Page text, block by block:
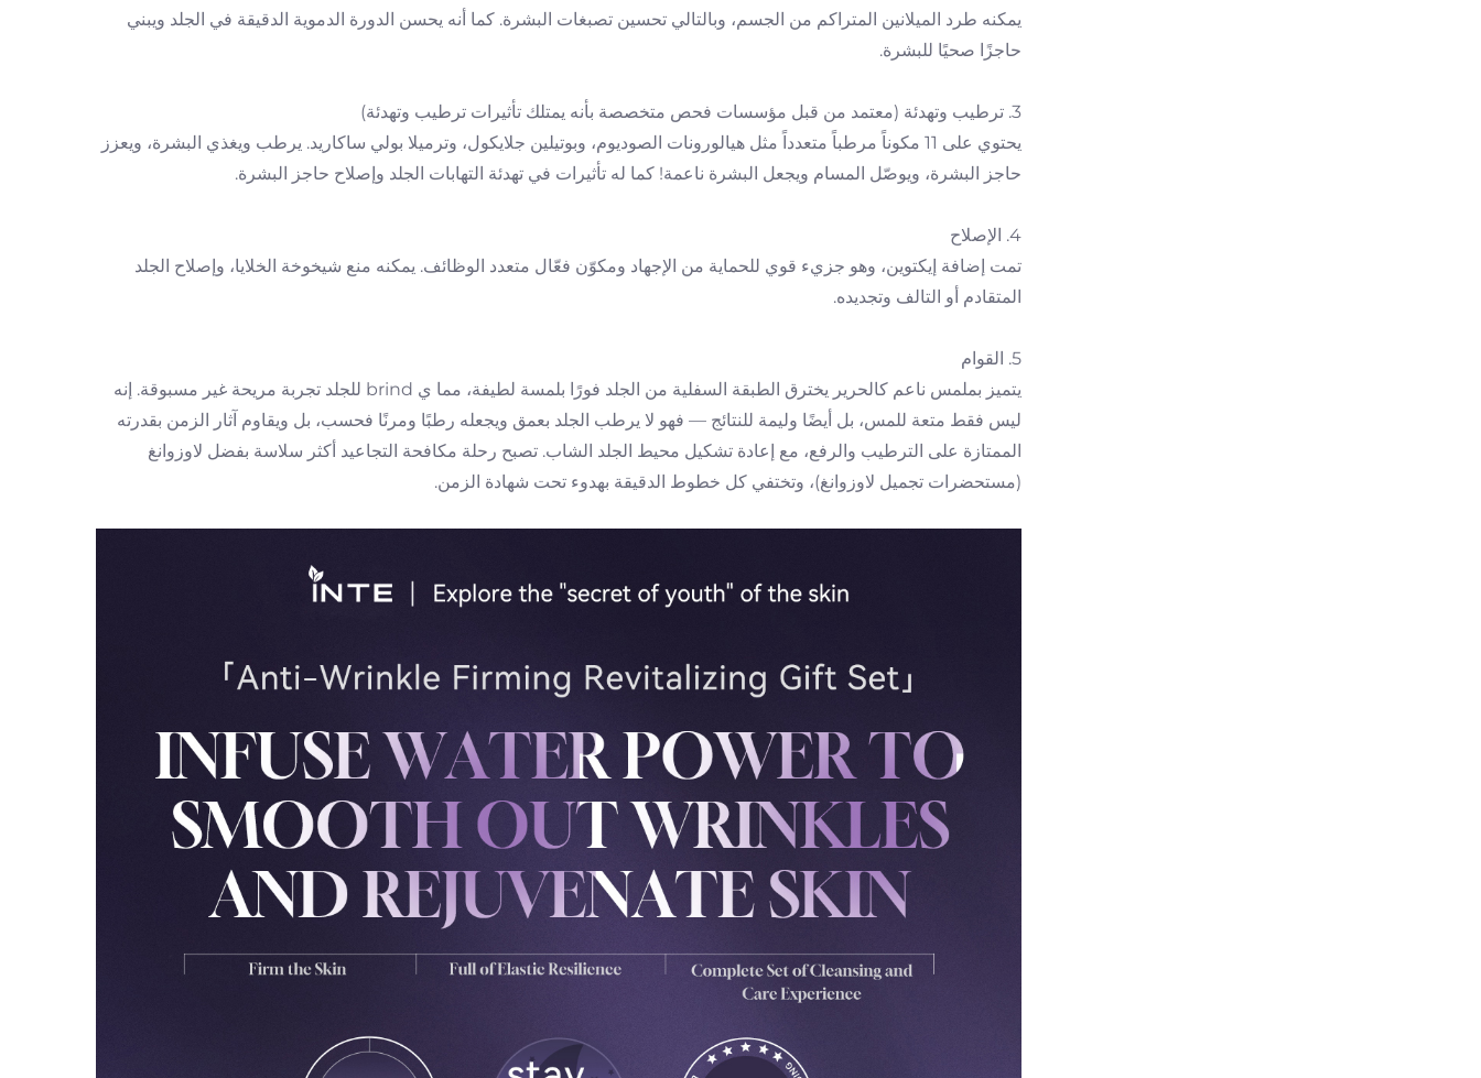
يمكنه طرد الميلانين المتراكم من الجسم، وبالتالي تحسين تصبغات البشرة. كما أنه يحسن الدورة الدموية الدقيقة في الجلد ويبني
حاجزًا صحيًا للبشرة.
3. ترطيب وتهدئة (معتمد من قبل مؤسسات فحص متخصصة بأنه يمتلك تأثيرات ترطيب وتهدئة)
يحتوي على 11 مكوناً مرطباً متعدداً مثل هيالورونات الصوديوم، وبوتيلين جلايكول، وترميلا بولي ساكاريد. يرطب ويغذي البشرة، ويعزز
حاجز البشرة، ويوصّل المسام ويجعل البشرة ناعمة! كما له تأثيرات في تهدئة التهابات الجلد وإصلاح حاجز البشرة.
4. الإصلاح
تمت إضافة إيكتوين، وهو جزيء قوي للحماية من الإجهاد ومكوّن فعّال متعدد الوظائف. يمكنه منع شيخوخة الخلايا، وإصلاح الجلد
المتقادم أو التالف وتجديده.
5. القوام
يتميز بملمس ناعم كالحرير يخترق الطبقة السفلية من الجلد فورًا بلمسة لطيفة، مما ي brind للجلد تجربة مريحة غير مسبوقة. إنه
ليس فقط متعة للمس، بل أيضًا وليمة للنتائج — فهو لا يرطب الجلد بعمق ويجعله رطبًا ومرنًا فحسب، بل ويقاوم آثار الزمن بقدرته
الممتازة على الترطيب والرفع، مع إعادة تشكيل محيط الجلد الشاب. تصبح رحلة مكافحة التجاعيد أكثر سلاسة بفضل لاوزوانغ
(مستحضرات تجميل لاوزوانغ)، وتختفي كل خطوط الدقيقة بهدوء تحت شهادة الزمن.